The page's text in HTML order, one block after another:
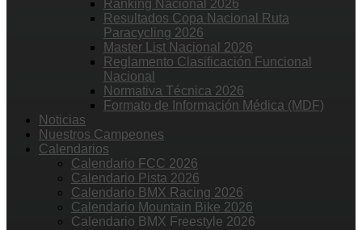
Ranking Nacional 2026
Resultados Copa Nacional Ruta
Paracycling 2026
Master List Nacional 2026
Reglamento Clasificación Funcional
Nacional
Normativa Técnica 2026
Formato de Información Médica (MDF)
Noticias
Nuestros Campeones
Calendarios
Calendario FCC 2026
Calendario Pista 2026
Calendario BMX Racing 2026
Calendario Mountain Bike 2026
Calendario BMX Freestyle 2026